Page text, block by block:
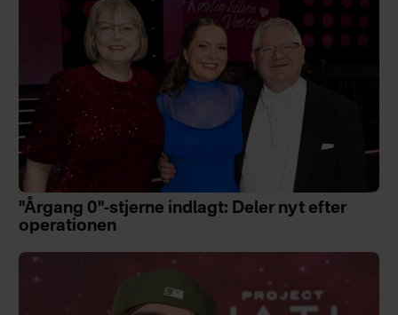
"Årgang 0"-stjerne indlagt: Deler nyt efter
operationen